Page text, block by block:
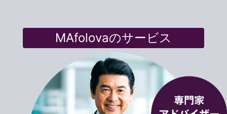
MAfolovaのサービス